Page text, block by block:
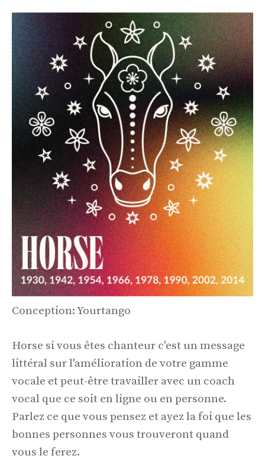
Conception: Yourtango
Horse si vous êtes chanteur c'est un message
littéral sur l'amélioration de votre gamme
vocale et peut-être travailler avec un coach
vocal que ce soit en ligne ou en personne.
Parlez ce que vous pensez et ayez la foi que les
bonnes personnes vous trouveront quand
vous le ferez.